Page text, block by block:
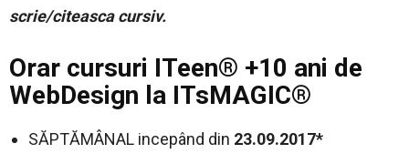
scrie/citeasca cursiv.
Orar cursuri ITeen® +10 ani de
WebDesign la ITsMAGIC®
SĂPTĂMÂNAL incepând din 23.09.2017*